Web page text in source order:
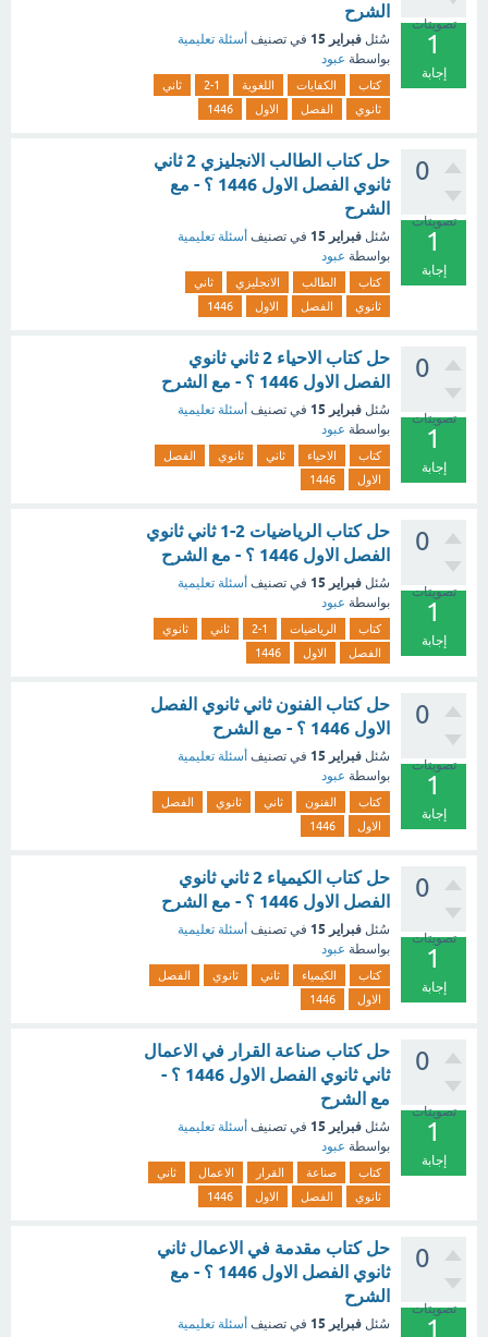
تصويتات
1
إجابة
الشرح
سُئل فبراير 15 في تصنيف أسئلة تعليمية
بواسطة عبود
كتاب الكفايات اللغوية 2-1
ثاني
ثانوي
الفصل الاول 1446
0
تصويتات
1
إجابة
حل كتاب الطالب الانجليزي 2 ثاني
ثانوي الفصل الاول 1446 ؟ - مع
الشرح
سُئل فبراير 15 في تصنيف أسئلة تعليمية
بواسطة عبود
كتاب الطالب الانجليزي
ثاني
ثانوي
الفصل الاول 1446
0
تصويتات
1
إجابة
حل كتاب الاحياء 2 ثاني ثانوي
الفصل الاول 1446 ؟ - مع الشرح
سُئل فبراير 15 في تصنيف أسئلة تعليمية
بواسطة عبود
كتاب الاحياء ثاني ثانوي
الفصل
الاول
1446
0
تصويتات
1
إجابة
حل كتاب الرياضيات 2-1 ثاني ثانوي
الفصل الاول 1446 ؟ - مع الشرح
سُئل فبراير 15 في تصنيف أسئلة تعليمية
بواسطة عبود
كتاب الرياضيات 2-1 ثاني
ثانوي
الفصل
الاول 1446
0
تصويتات
1
إجابة
حل كتاب الفنون ثاني ثانوي الفصل
الاول 1446 ؟ - مع الشرح
سُئل فبراير 15 في تصنيف أسئلة تعليمية
بواسطة عبود
كتاب الفنون ثاني ثانوي
الفصل
الاول
1446
0
تصويتات
1
إجابة
حل كتاب الكيمياء 2 ثاني ثانوي
الفصل الاول 1446 ؟ - مع الشرح
سُئل فبراير 15 في تصنيف أسئلة تعليمية
بواسطة عبود
كتاب الكيمياء ثاني ثانوي
الفصل
الاول
1446
0
تصويتات
1
إجابة
حل كتاب صناعة القرار في الاعمال
ثاني ثانوي الفصل الاول 1446 ؟ -
مع الشرح
سُئل فبراير 15 في تصنيف أسئلة تعليمية
بواسطة عبود
كتاب صناعة القرار الاعمال
ثاني
ثانوي
الفصل الاول 1446
0
تصويتات
1
حل كتاب مقدمة في الاعمال ثاني
ثانوي الفصل الاول 1446 ؟ - مع
الشرح
سُئل فبراير 15 في تصنيف أسئلة تعليمية